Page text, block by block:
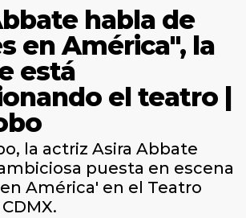
habla de
en América", la
está
el teatro |
la actriz Asira Abbate
puesta en escena
América' en el Teatro